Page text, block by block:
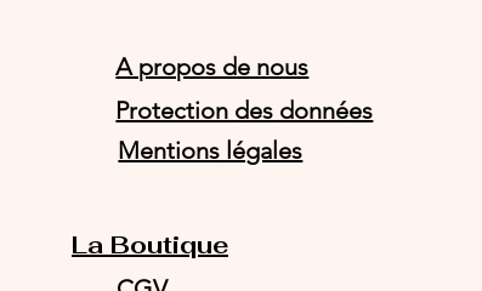
A propos de nous
Protection des données
Mentions légales
La Boutique